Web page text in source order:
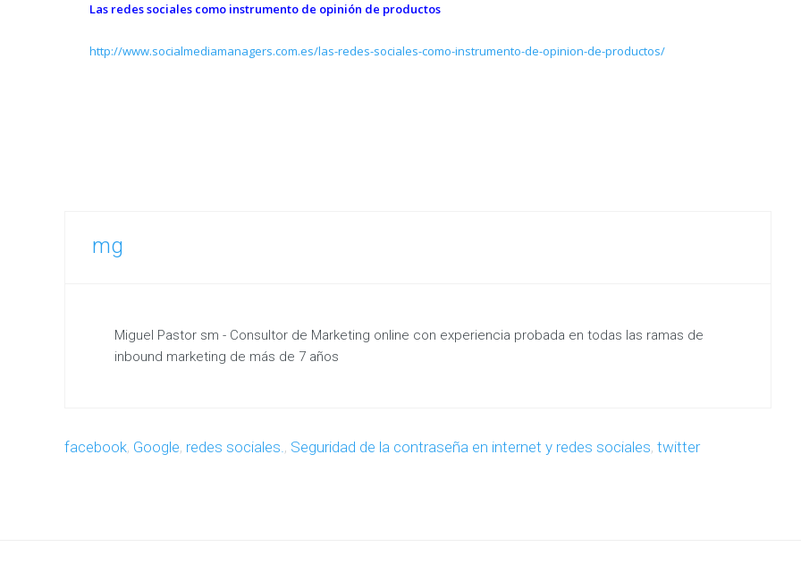
Las redes sociales como instrumento de opinión de productos
http://www.socialmediamanagers.com.es/las-redes-sociales-como-instrumento-de-opinion-de-productos/
mg
Miguel Pastor sm - Consultor de Marketing online con experiencia probada en todas las ramas de
inbound marketing de más de 7 años
facebook, Google, redes sociales., Seguridad de la contraseña en internet y redes sociales, twitter